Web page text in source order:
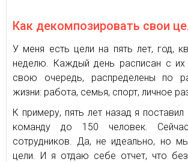
Как декомпозировать свои
У меня есть цели на пять лет, год,
неделю. Каждый день расписан с их
свою очередь, распределены по
жизни: работа, семья, спорт, личное
К примеру, пять лет назад я поставил
команду до 150 человек.
сотрудников. Да, не идеально, но
цели. И я отдаю себе отчет, что